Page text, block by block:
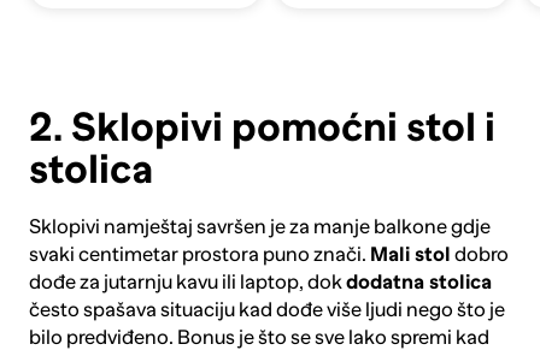
2. Sklopivi pomoćni stol i
stolica
Sklopivi namještaj savršen je za manje balkone gdje
svaki centimetar prostora puno znači. Mali stol dobro
dođe za jutarnju kavu ili laptop, dokdodatna stolica
često spašava situaciju kad dođe više ljudi nego što je
bilo predviđeno. Bonus je što se sve lako spremi kad